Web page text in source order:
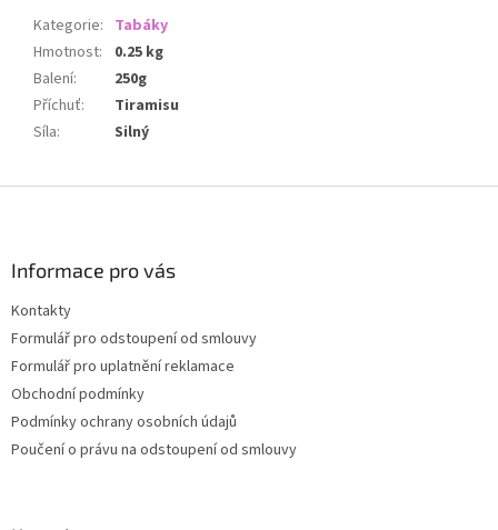
Kategorie: Tabáky
Hmotnost:
0.25 kg
Balení:
250g
Příchuť:
Tiramisu
Síla: Silný
Informace pro vás
Kontakty
Formulář pro odstoupení od smlouvy
Formulář pro uplatnění reklamace
Obchodní podmínky
Podmínky ochrany osobních údajů
Poučení o právu na odstoupení od smlouvy